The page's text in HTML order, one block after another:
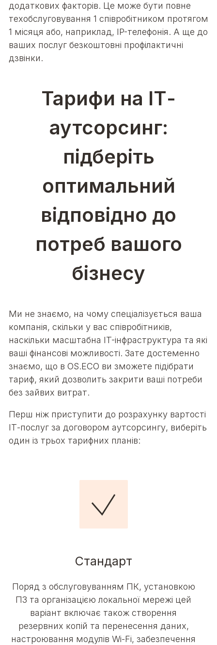
додаткових факторів. Це може бути повне
техобслуговування 1 співробітником протягом
1 місяця або, наприклад, IP-телефонія. А ще до
ваших послуг безкоштовні профілактичні
дзвінки.
Тарифи на ІТ-
аутсорсинг:
підберіть
оптимальний
відповідно до
потреб вашого
бізнесу
Ми не знаємо, на чому спеціалізується ваша
компанія, скільки у вас співробітників,
наскільки масштабна IT-інфраструктура та які
ваші фінансові можливості. Зате достеменно
знаємо, що в OS.ECO ви зможете підібрати
тариф, який дозволить закрити ваші потреби
без зайвих витрат.
Перш ніж приступити до розрахунку вартості
ІТ-послуг за договором аутсорсингу, виберіть
один із трьох тарифних планів:
Стандарт
Поряд з обслуговуванням ПК, установкою
ПЗ та організацією локальної мережі цей
варіант включає також створення
резервних копій та перенесення даних,
настроювання модулів Wi-Fi, забезпечення